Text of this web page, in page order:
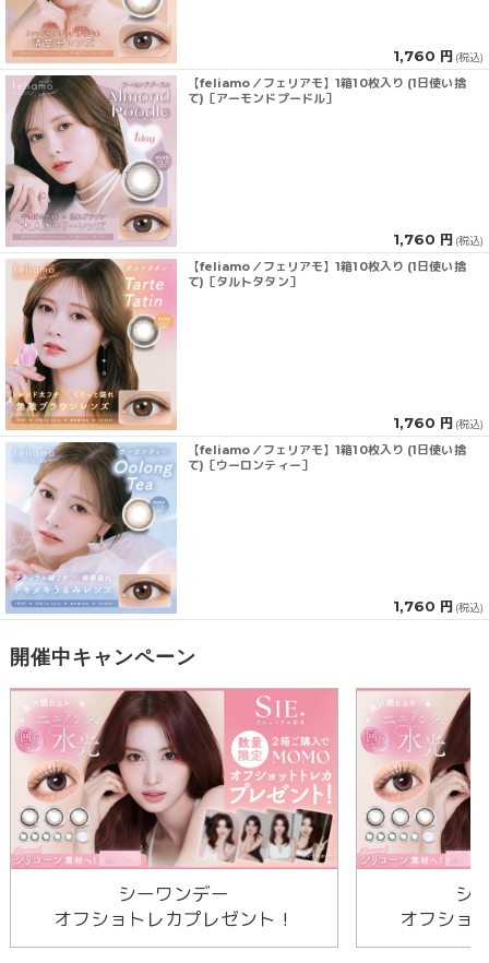
1,760 円 (税込)
【feliamo／フェリアモ】1箱10枚入り (1日使い捨
て)［アーモンドプードル］
1,760 円 (税込)
【feliamo／フェリアモ】1箱10枚入り (1日使い捨
て)［タルトタタン］
1,760 円 (税込)
【feliamo／フェリアモ】1箱10枚入り (1日使い捨
て)［ウーロンティー］
1,760 円 (税込)
開催中キャンペーン
シーワンデー
オフショトレカプレゼント！
シ
オフショ